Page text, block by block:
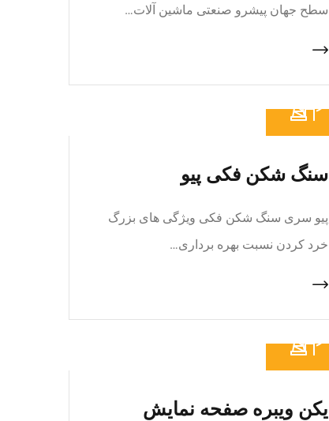
سطح جهان پیشرو صنعتی ماشین آلات…
سنگ شکن فکی پیو
پیو سری سنگ شکن فکی ویژگی های بزرگ
خرد کردن نسبت بهره برداری…
یکن ویبره صفحه نمایش